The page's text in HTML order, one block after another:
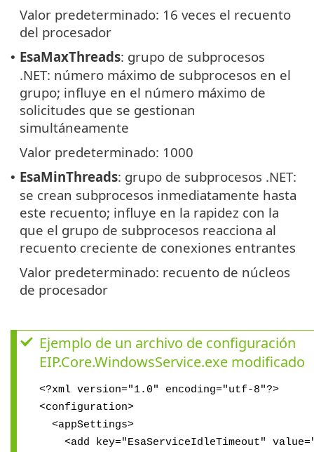
Valor predeterminado: 16 veces el recuento
del procesador
• EsaMaxThreads: grupo de subprocesos
.NET: número máximo de subprocesos en el
grupo; influye en el número máximo de
solicitudes que se gestionan
simultáneamente
Valor predeterminado: 1000
• EsaMinThreads: grupo de subprocesos .NET:
se crean subprocesos inmediatamente hasta
este recuento; influye en la rapidez con la
que el grupo de subprocesos reacciona al
recuento creciente de conexiones entrantes
Valor predeterminado: recuento de núcleos
de procesador
Ejemplo de un archivo de configuración
EIP.Core.WindowsService.exe modificado
<?xml version="1.0" encoding="utf-8"?>
<configuration>
<appSettings>
<add key="EsaServiceIdleTimeout"